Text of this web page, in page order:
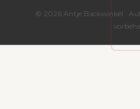
© 2026 Antje Backwinkel ·